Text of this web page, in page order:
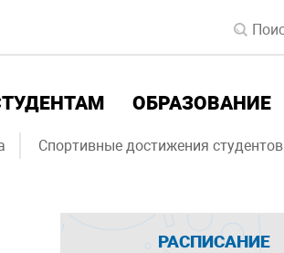
ОБРАЗОВАНИЕ
Спортивные достижения студентов
РАСПИСАНИЕ